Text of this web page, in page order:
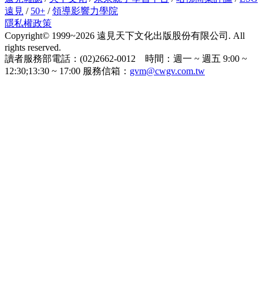
遠見 / 50+ /領導影響力學院
隱私權政策
Copyright© 1999~2026 遠見天下文化出版股份有限公司. All
rights reserved.
讀者服務部電話：(02)2662-0012 時間：週一 ~ 週五 9:00 ~
12:30;13:30 ~ 17:00 服務信箱： gvm@cwgv.com.tw